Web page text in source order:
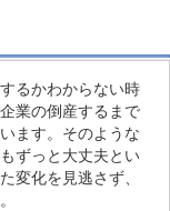
るかわからない時
業の倒産するまで
ます。そのような
ずっと大丈夫とい
変化を見逃さず、